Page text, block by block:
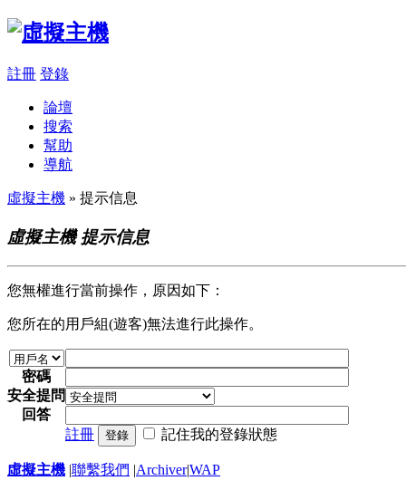
註冊 登錄
論壇
搜索
幫助
導航
虛擬主機 » 提示信息
虛擬主機 提示信息
您無權進行當前操作，原因如下：
您所在的用戶組(遊客)無法進行此操作。
密碼
安全提問
回答
註冊
登錄 記住我的登錄狀態
虛擬主機 |聯繫我們 |Archiver|WAP